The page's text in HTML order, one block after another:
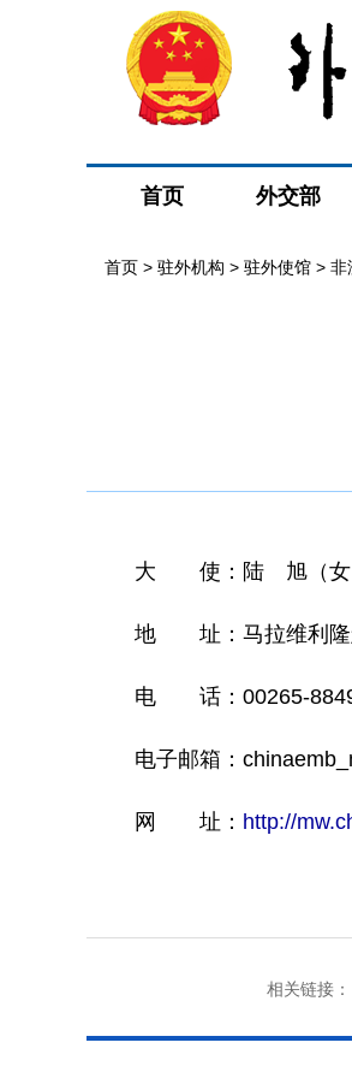
首页 外交部
首页 > 驻外机构 > 驻外使馆 > 非
大 使：陆 旭（女
地 址：马拉维利隆圭
电 话：00265-
电子邮箱：
网 址： http://
相关链接：